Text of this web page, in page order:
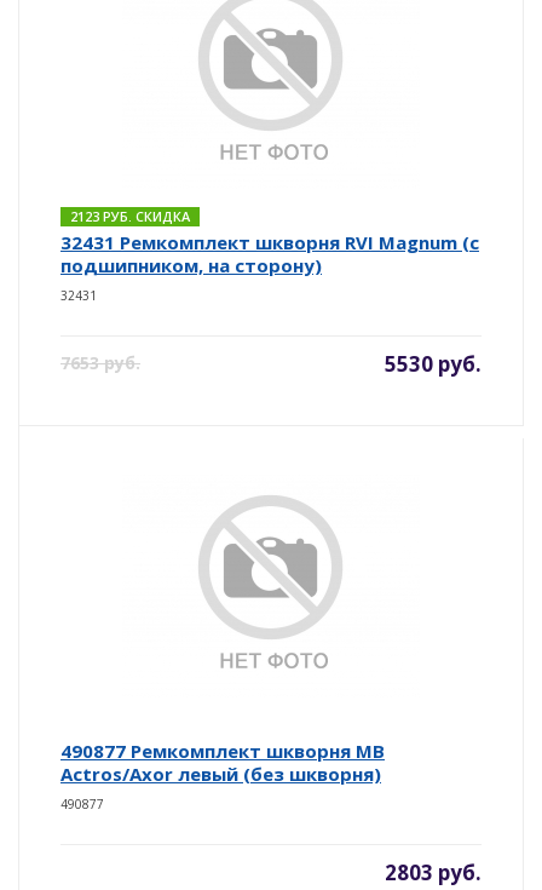
2123 РУБ. СКИДКА
32431 Ремкомплект шкворня RVI Magnum (с
подшипником, на сторону)
32431
7653 руб. 5530 руб.
490877 Ремкомплект шкворня MB
Actros/Axor левый (без шкворня)
490877
2803 руб.